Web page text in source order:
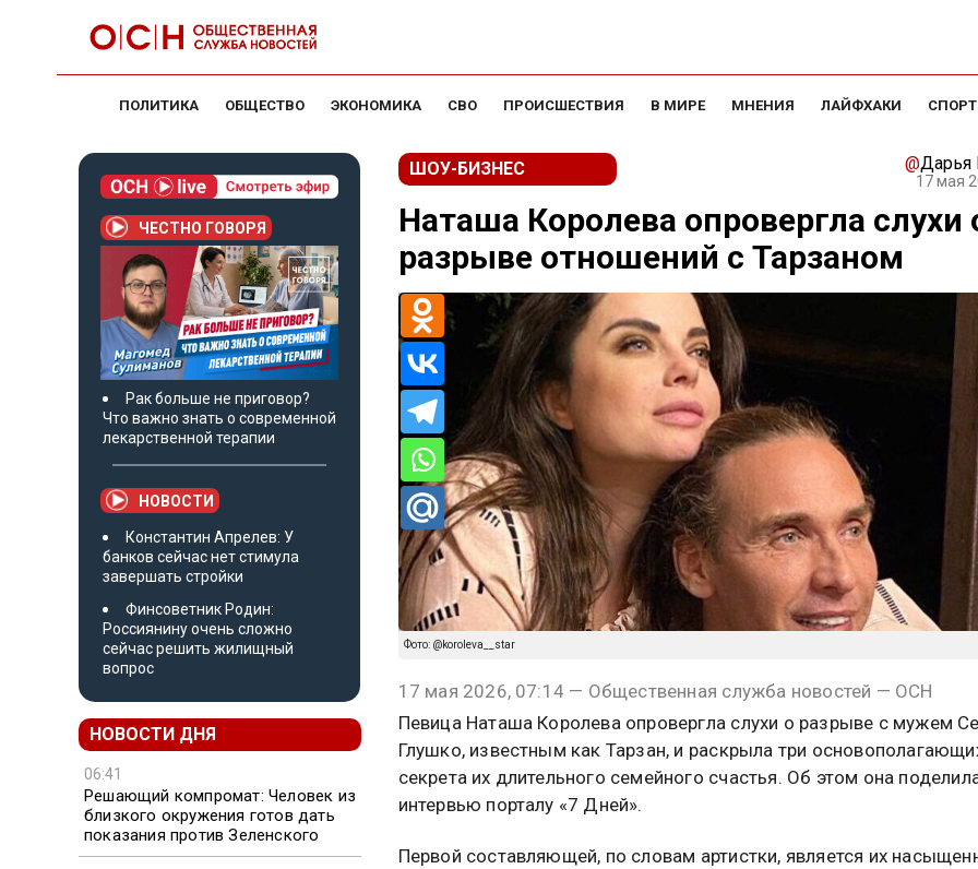
ПОЛИТИКА ОБЩЕСТВО ЭКОНОМИКА СВО ПРОИСШЕСТВИЯ В МИРЕ МНЕНИЯ ЛАЙФХАКИ СПОРТ
ЧЕСТНО ГОВОРЯ
Рак больше не приговор?
Что важно знать о современной
лекарственной терапии
НОВОСТИ
Константин Апрелев: У
банков сейчас нет стимула
завершать стройки
Финсоветник Родин:
Россиянину очень сложно
сейчас решить жилищный
вопрос
НОВОСТИ ДНЯ
06:41
Решающий компромат: Человек из
близкого окружения готов дать
показания против Зеленского
ШОУ-БИЗНЕС @Дарья
17 мая
Наташа Королева опровергла слухи
разрыве отношений с Тарзаном
Фото: @koroleva__star
17 мая 2026, 07:14 — Общественная служба новостей — ОСН
Певица Наташа Королева опровергла слухи о разрыве с мужем
Глушко, известным как Тарзан, и раскрыла три
секрета их длительного семейного счастья. Об этом она
интервью порталу «7 Дней».
Первой составляющей, по словам артистки, является их